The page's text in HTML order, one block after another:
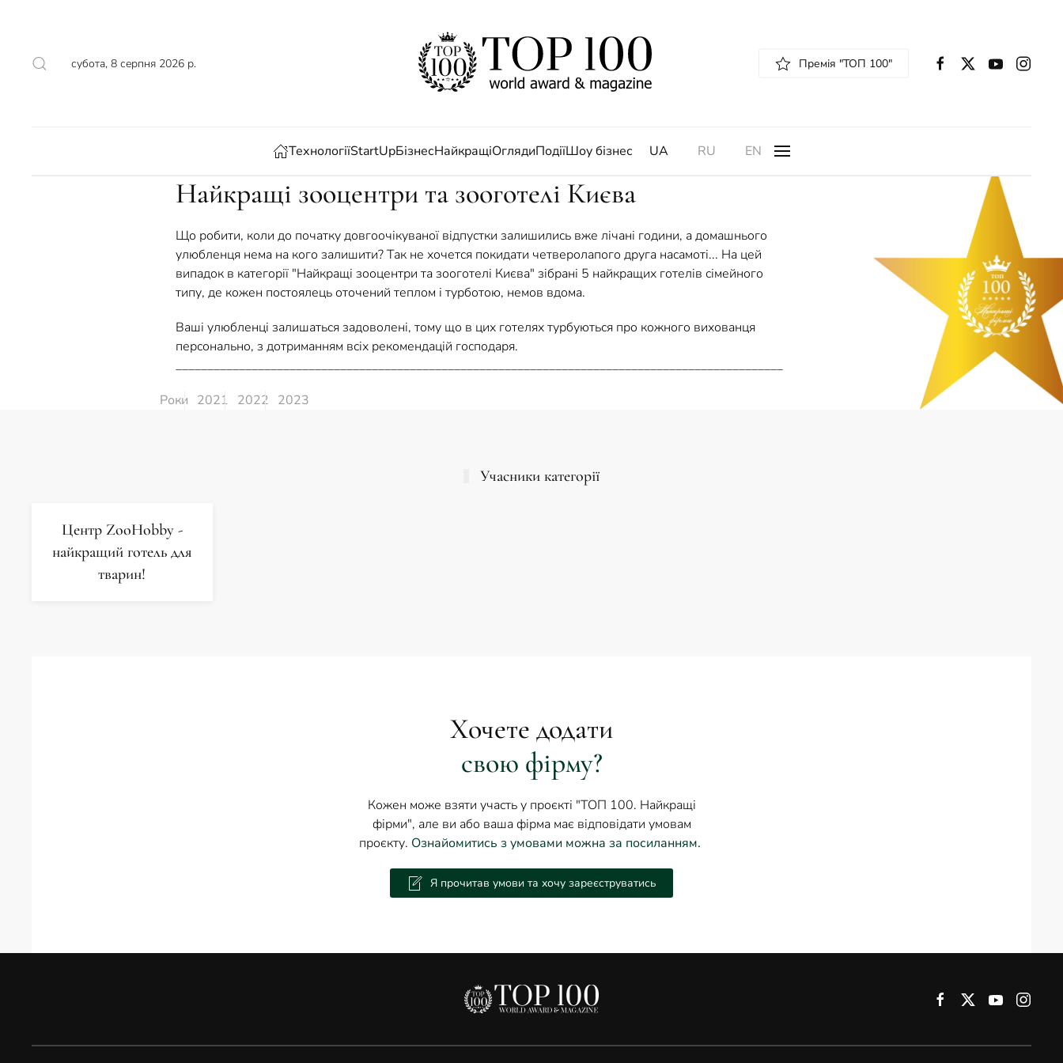
субота, 8 серпня 2026 р. Премія "ТОП 100"
ТехнологіїStartUpБізнесНайкращіОглядиПодіїШоу бізнес UA RU EN
Найкращі зооцентри та зооготелі Києва
Що робити, коли до початку довгоочікуваної відпустки залишились вже лічані години, а домашнього
улюбленця нема на кого залишити? Так не хочется покидати четверолапого друга насамоті... На цей
випадок в категорії "Найкращі зооцентри та зооготелі Києва" зібрані 5 найкращих готелів сімейного
типу, де кожен постоялець оточений теплом і турботою, немов вдома.
Ваші улюбленці залишаться задоволені, тому що в цих готелях турбуються про кожного вихованця
персонально, з дотриманням всіх рекомендацій господаря.
________________________________________________________________________________________________
Роки 2021 2022 2023
Учасники категорії
Центр ZooHobby -
найкращий готель для
тварин!
Хочете додати
свою фірму?
Кожен може взяти участь у проєкті "ТОП 100. Найкращі
фірми", але ви або ваша фірма має відповідати умовам
проєкту. Ознайомитись з умовами можна за посиланням.
Я прочитав умови та хочу зареєструватись